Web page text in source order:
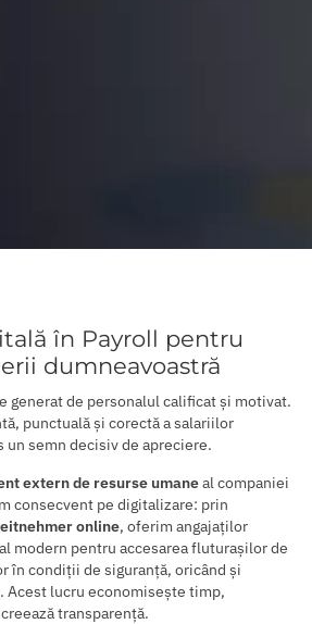
în Payroll pentru
dumneavoastră
generat de personalul calificat și motivat.
punctuală și corectă a salariilor
un semn decisiv de apreciere.
extern de resurse umaneal companiei
consecvent pe digitalizare: prin
online, oferim angajaților
modern pentru accesarea fluturașilor de
în condiții de siguranță, oricând și
Acest lucru economisește timp,
transparență.